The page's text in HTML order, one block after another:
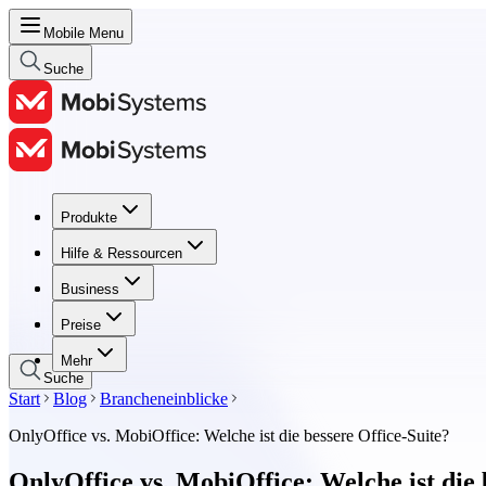
Mobile Menu
Suche
Produkte
Hilfe & Ressourcen
Business
Preise
Mehr
Produkte
Hilfe & Ressourcen
Business
Preise
Suche
Start Blog
Brancheneinblicke
OnlyOffice vs. MobiOffice: Welche ist die bessere Office-Suite?